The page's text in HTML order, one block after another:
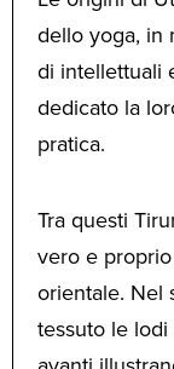
dello yoga, in
di intellettuali
dedicato la
pratica.
Tra questi
vero e
orientale. Nel
tessuto le